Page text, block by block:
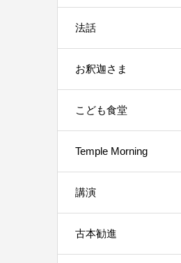
法話
お釈迦さま
こども食堂
Temple Morning
講演
古本勧進